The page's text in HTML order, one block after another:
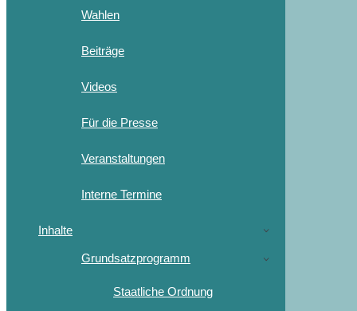
Wahlen
Beiträge
Videos
Für die Presse
Veranstaltungen
Interne Termine
Inhalte
Grundsatzprogramm
Staatliche Ordnung